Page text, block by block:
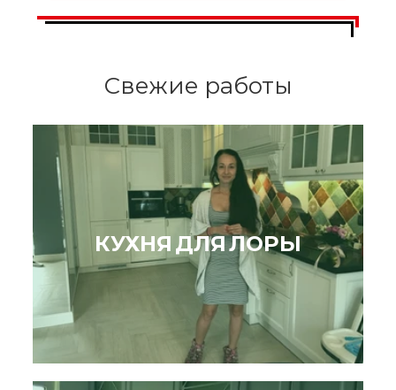
Свежие работы
КУХНЯ ДЛЯ ЛОРЫ